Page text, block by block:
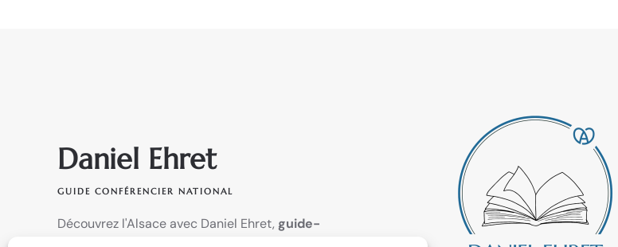
Daniel Ehret
GUIDE CONFÉRENCIER NATIONAL
Découvrez l'Alsace avec Daniel Ehret, guide-